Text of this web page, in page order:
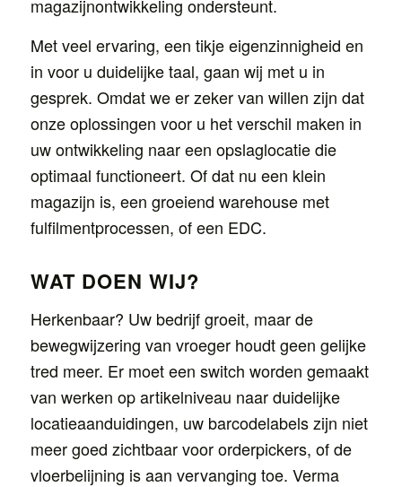
magazijnontwikkeling ondersteunt.
Met veel ervaring, een tikje eigenzinnigheid en
in voor u duidelijke taal, gaan wij met u in
gesprek. Omdat we er zeker van willen zijn dat
onze oplossingen voor u het verschil maken in
uw ontwikkeling naar een opslaglocatie die
optimaal functioneert. Of dat nu een klein
magazijn is, een groeiend warehouse met
fulfilmentprocessen, of een EDC.
WAT DOEN WIJ?
Herkenbaar? Uw bedrijf groeit, maar de
bewegwijzering van vroeger houdt geen gelijke
tred meer. Er moet een switch worden gemaakt
van werken op artikelniveau naar duidelijke
locatieaanduidingen, uw barcodelabels zijn niet
meer goed zichtbaar voor orderpickers, of de
vloerbelijning is aan vervanging toe. Verma